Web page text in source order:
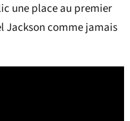
une place au premier
Jackson comme jamais